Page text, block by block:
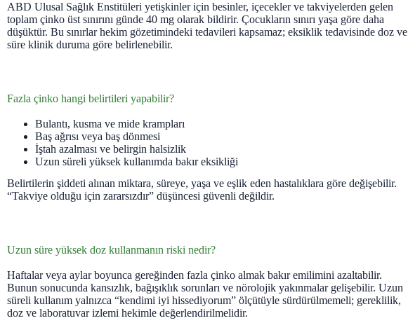
ABD Ulusal Sağlık Enstitüleri yetişkinler için besinler, içecekler ve takviyelerden gelen
toplam çinko üst sınırını günde 40 mg olarak bildirir. Çocukların sınırı yaşa göre daha
düşüktür. Bu sınırlar hekim gözetimindeki tedavileri kapsamaz; eksiklik tedavisinde doz ve
süre klinik duruma göre belirlenebilir.
Fazla çinko hangi belirtileri yapabilir?
Bulantı, kusma ve mide krampları
Baş ağrısı veya baş dönmesi
İştah azalması ve belirgin halsizlik
Uzun süreli yüksek kullanımda bakır eksikliği
Belirtilerin şiddeti alınan miktara, süreye, yaşa ve eşlik eden hastalıklara göre değişebilir.
“Takviye olduğu için zararsızdır” düşüncesi güvenli değildir.
Uzun süre yüksek doz kullanmanın riski nedir?
Haftalar veya aylar boyunca gereğinden fazla çinko almak bakır emilimini azaltabilir.
Bunun sonucunda kansızlık, bağışıklık sorunları ve nörolojik yakınmalar gelişebilir. Uzun
süreli kullanım yalnızca “kendimi iyi hissediyorum” ölçütüyle sürdürülmemeli; gereklilik,
doz ve laboratuvar izlemi hekimle değerlendirilmelidir.